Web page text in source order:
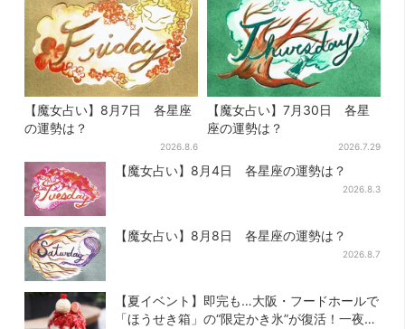
【魔女占い】8月7日 各星座
の運勢は？
2026.8.6
【魔女占い】7月30日 各星
座の運勢は？
2026.7.29
【魔女占い】8月4日 各星座の運勢は？
2026.8.3
【魔女占い】8月8日 各星座の運勢は？
2026.8.7
【夏イベント】即完も…大阪・フードホールで
「ほうせき箱」の“限定かき氷”が復活！一夜限